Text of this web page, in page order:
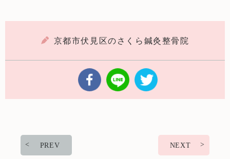
京都市伏見区のさくら鍼灸整骨院
PREV NEXT